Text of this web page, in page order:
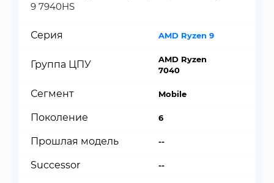
9 7940HS
Серия AMD Ryzen 9
Группа ЦПУ
AMD Ryzen
7040
Сегмент Mobile
Поколение 6
Прошлая модель --
Successor --